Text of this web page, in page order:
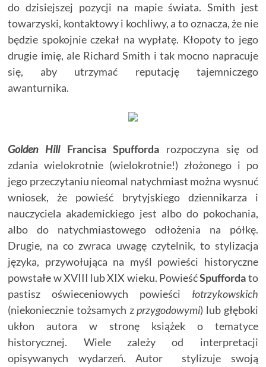
do dzisiejszej pozycji na mapie świata. Smith jest
towarzyski, kontaktowy i kochliwy, a to oznacza, że nie
będzie spokojnie czekał na wypłatę. Kłopoty to jego
drugie imię, ale Richard Smith i tak mocno napracuje
się, aby utrzymać reputację tajemniczego
awanturnika.
Golden Hill Francisa Spufforda rozpoczyna się od
zdania wielokrotnie (wielokrotnie!) złożonego i po
jego przeczytaniu nieomal natychmiast można wysnuć
wniosek, że powieść brytyjskiego dziennikarza i
nauczyciela akademickiego jest albo do pokochania,
albo do natychmiastowego odłożenia na półkę.
Drugie, na co zwraca uwagę czytelnik, to stylizacja
języka, przywołująca na myśl powieści historyczne
powstałe w XVIII lub XIX wieku. PowieśćSpuffordato
pastisz oświeceniowych powieści łotrzykowskich
(niekoniecznie tożsamych zprzygodowymi) lub głęboki
ukłon autora w stronę książek o tematyce
historycznej. Wiele zależy od interpretacji
opisywanych wydarzeń. Autor stylizuje swoją